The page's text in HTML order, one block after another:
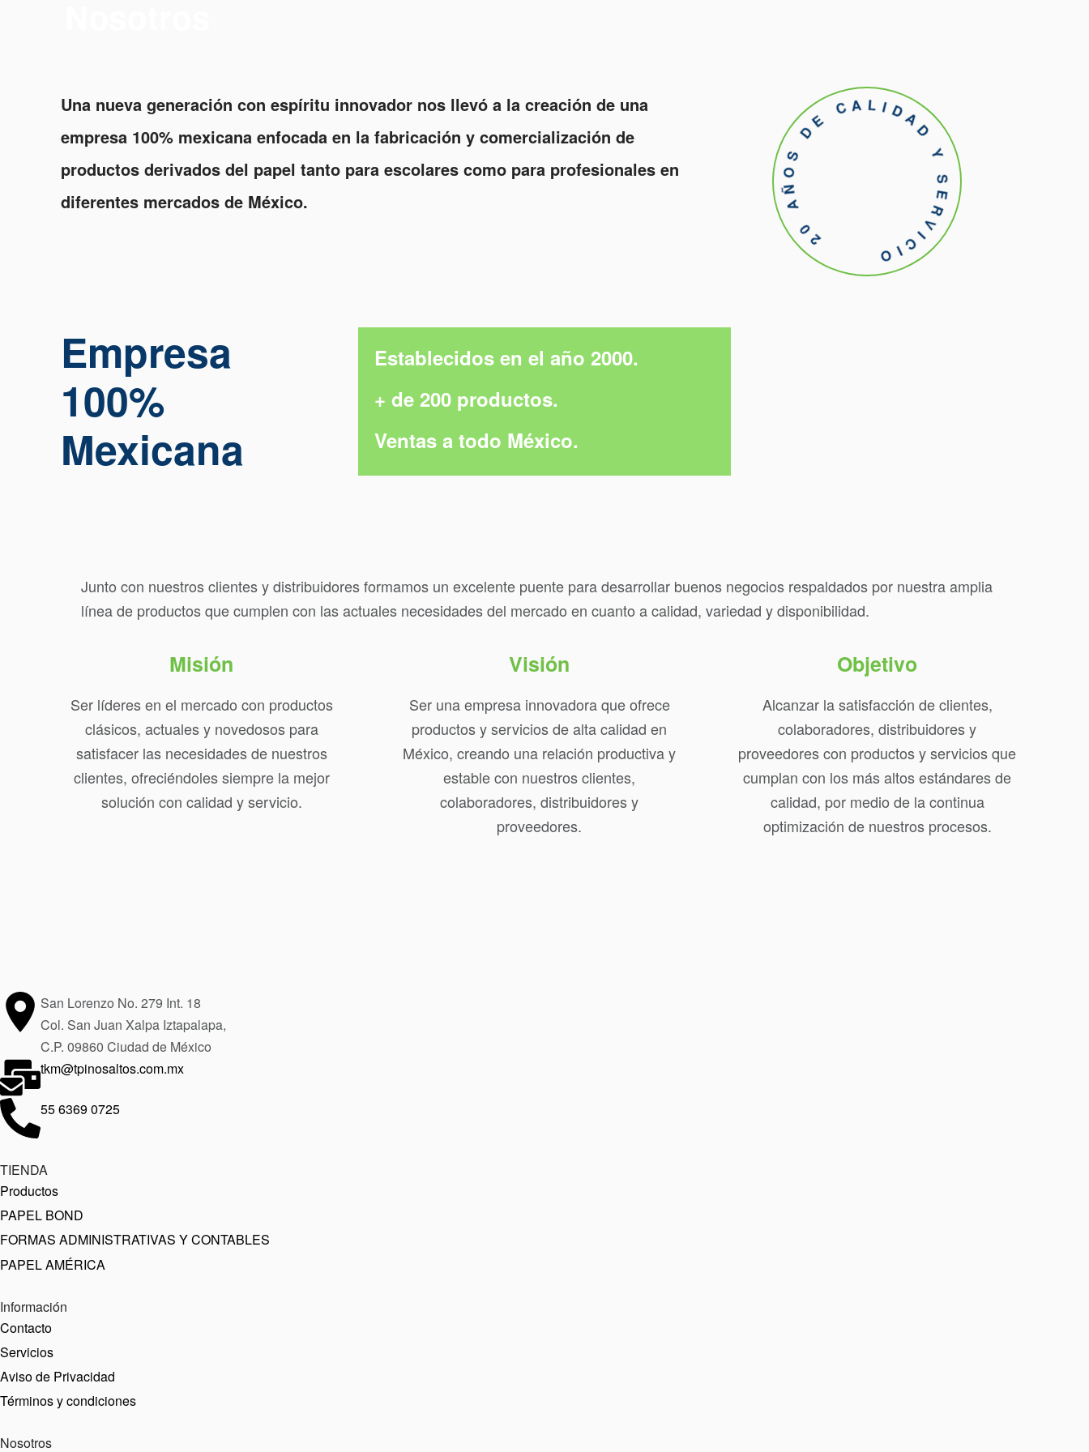
Una nueva generación con espíritu innovador nos llevó a la creación de una
empresa 100% mexicana enfocada en la fabricación y comercialización de
productos derivados del papel tanto para escolares como para profesionales en
diferentes mercados de México.
20 AÑOS DE CALIDAD Y SERVICIO
Empresa
100%
Mexicana
Establecidos en el año 2000.
+ de 200 productos.
Ventas a todo México.
Junto con nuestros clientes y distribuidores formamos un excelente puente para desarrollar buenos negocios respaldados por nuestra amplia
línea de productos que cumplen con las actuales necesidades del mercado en cuanto a calidad, variedad y disponibilidad.
Misión
Ser líderes en el mercado con productos
clásicos, actuales y novedosos para
satisfacer las necesidades de nuestros
clientes, ofreciéndoles siempre la mejor
solución con calidad y servicio.
Visión
Ser una empresa innovadora que ofrece
productos y servicios de alta calidad en
México, creando una relación productiva y
estable con nuestros clientes,
colaboradores, distribuidores y
proveedores.
Objetivo
Alcanzar la satisfacción de clientes,
colaboradores, distribuidores y
proveedores con productos y servicios que
cumplan con los más altos estándares de
calidad, por medio de la continua
optimización de nuestros procesos.
San Lorenzo No. 279 Int. 18
Col. San Juan Xalpa Iztapalapa,
C.P. 09860 Ciudad de México
tkm@tpinosaltos.com.mx
55 6369 0725
TIENDA
Productos
PAPEL BOND
FORMAS ADMINISTRATIVAS Y CONTABLES
PAPEL AMÉRICA
Información
Contacto
Servicios
Aviso de Privacidad
Términos y condiciones
Nosotros